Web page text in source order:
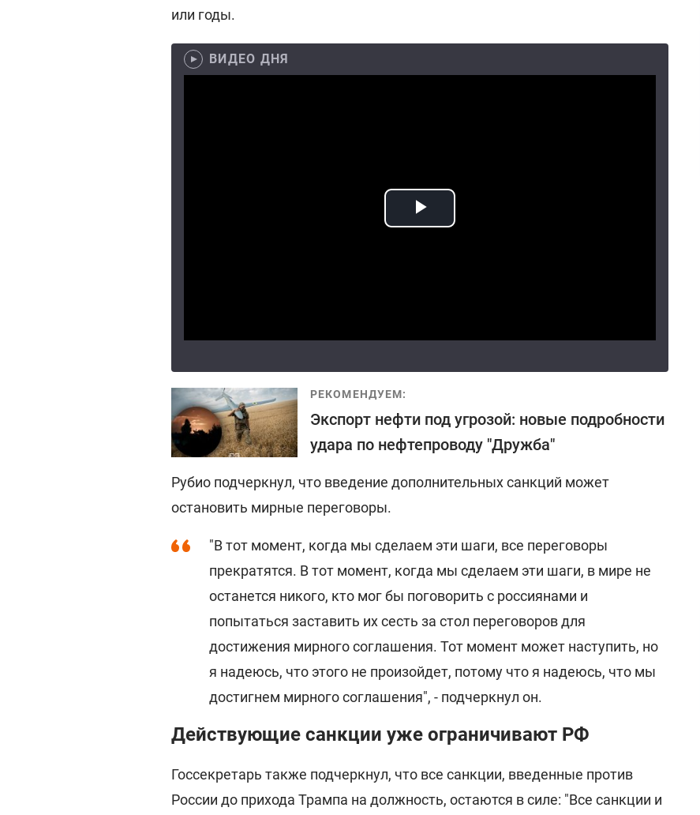
или годы.
ВИДЕО ДНЯ
РЕКОМЕНДУЕМ:
Экспорт нефти под угрозой: новые подробности
удара по нефтепроводу "Дружба"
Рубио подчеркнул, что введение дополнительных санкций может
остановить мирные переговоры.
"В тот момент, когда мы сделаем эти шаги, все переговоры
прекратятся. В тот момент, когда мы сделаем эти шаги, в мире не
останется никого, кто мог бы поговорить с россиянами и
попытаться заставить их сесть за стол переговоров для
достижения мирного соглашения. Тот момент может наступить, но
я надеюсь, что этого не произойдет, потому что я надеюсь, что мы
достигнем мирного соглашения", - подчеркнул он.
Действующие санкции уже ограничивают РФ
Госсекретарь также подчеркнул, что все санкции, введенные против
России до прихода Трампа на должность, остаются в силе: "Все санкции и